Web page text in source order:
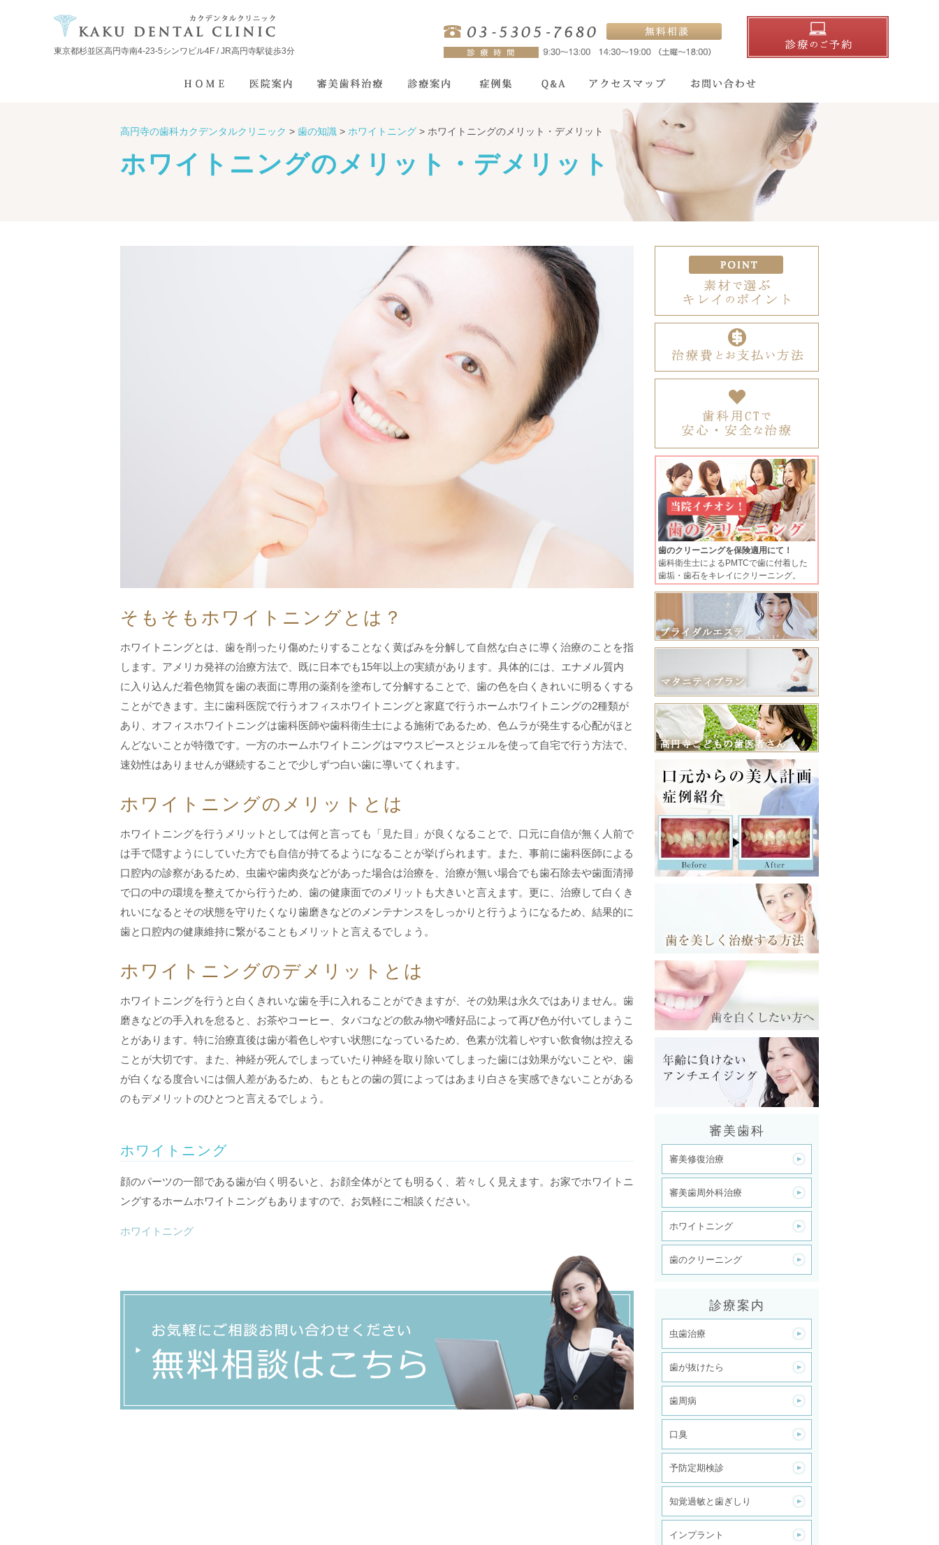
東京都杉並区高円寺南4-23-5シンワビル4F / JR高円寺駅徒歩3分
高円寺の歯科カクデンタルクリニック > 歯の知識 > ホワイトニング > ホワイトニングのメリット・デメリット
ホワイトニングのメリット・デメリット
そもそもホワイトニングとは？
ホワイトニングとは、歯を削ったり傷めたりすることなく黄ばみを分解して自然な白さに導く治療のことを指
します。アメリカ発祥の治療方法で、既に日本でも15年以上の実績があります。具体的には、エナメル質内
に入り込んだ着色物質を歯の表面に専用の薬剤を塗布して分解することで、歯の色を白くきれいに明るくする
ことができます。主に歯科医院で行うオフィスホワイトニングと家庭で行うホームホワイトニングの2種類が
あり、オフィスホワイトニングは歯科医師や歯科衛生士による施術であるため、色ムラが発生する心配がほと
んどないことが特徴です。一方のホームホワイトニングはマウスピースとジェルを使って自宅で行う方法で、
速効性はありませんが継続することで少しずつ白い歯に導いてくれます。
ホワイトニングのメリットとは
ホワイトニングを行うメリットとしては何と言っても「見た目」が良くなることで、口元に自信が無く人前で
は手で隠すようにしていた方でも自信が持てるようになることが挙げられます。また、事前に歯科医師による
口腔内の診察があるため、虫歯や歯肉炎などがあった場合は治療を、治療が無い場合でも歯石除去や歯面清掃
で口の中の環境を整えてから行うため、歯の健康面でのメリットも大きいと言えます。更に、治療して白くき
れいになるとその状態を守りたくなり歯磨きなどのメンテナンスをしっかりと行うようになるため、結果的に
歯と口腔内の健康維持に繋がることもメリットと言えるでしょう。
ホワイトニングのデメリットとは
ホワイトニングを行うと白くきれいな歯を手に入れることができますが、その効果は永久ではありません。歯
磨きなどの手入れを怠ると、お茶やコーヒー、タバコなどの飲み物や嗜好品によって再び色が付いてしまうこ
とがあります。特に治療直後は歯が着色しやすい状態になっているため、色素が沈着しやすい飲食物は控える
ことが大切です。また、神経が死んでしまっていたり神経を取り除いてしまった歯には効果がないことや、歯
が白くなる度合いには個人差があるため、もともとの歯の質によってはあまり白さを実感できないことがある
のもデメリットのひとつと言えるでしょう。
ホワイトニング
顔のパーツの一部である歯が白く明るいと、お顔全体がとても明るく、若々しく見えます。お家でホワイトニ
ングするホームホワイトニングもありますので、お気軽にご相談ください。
ホワイトニング
歯のクリーニングを保険適用にて！
歯科衛生士によるPMTCで歯に付着した
歯垢・歯石をキレイにクリーニング。
審美歯科
審美修復治療
審美歯周外科治療
ホワイトニング
歯のクリーニング
診療案内
虫歯治療
歯が抜けたら
歯周病
口臭
予防定期検診
知覚過敏と歯ぎしり
インプラント